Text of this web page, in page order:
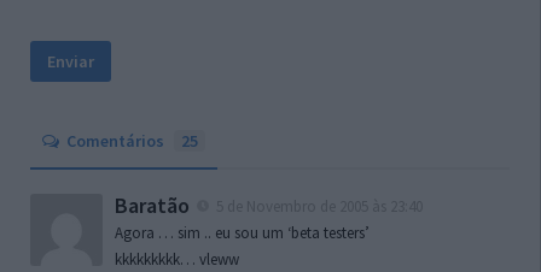
Comentários 25
Baratão
Agora … sim .. eu sou um ‘beta testers’
kkkkkkkkk… vleww